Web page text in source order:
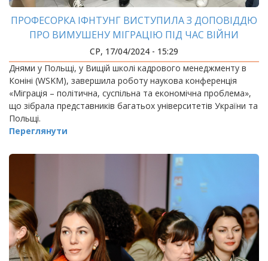
ПРОФЕСОРКА ІФНТУНГ ВИСТУПИЛА З ДОПОВІДДЮ
ПРО ВИМУШЕНУ МІГРАЦІЮ ПІД ЧАС ВІЙНИ
СР, 17/04/2024 - 15:29
Днями у Польщі, у Вищій школі кадрового менеджменту в
Коніні (WSKM), завершила роботу наукова конференція
«Міграція – політична, суспільна та економічна проблема»,
що зібрала представників багатьох університетів України та
Польщі.
Переглянути